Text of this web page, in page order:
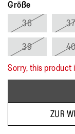
Größe
36
39
Sorry, this
ZUR